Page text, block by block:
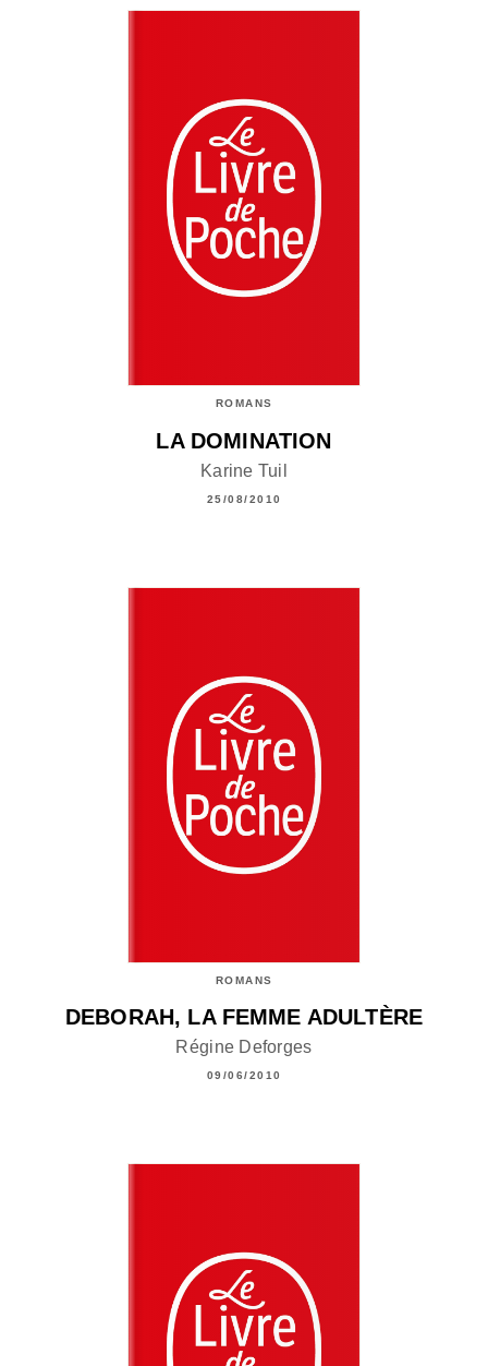
ROMANS
LA DOMINATION
Karine Tuil
25/08/2010
ROMANS
DEBORAH, LA FEMME ADULTÈRE
Régine Deforges
09/06/2010